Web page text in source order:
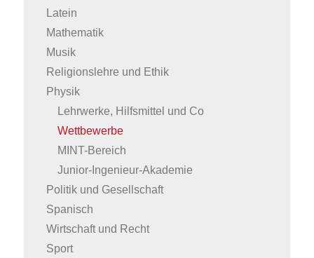
Latein
Mathematik
Musik
Religionslehre und Ethik
Physik
Lehrwerke, Hilfsmittel und Co
Wettbewerbe
MINT-Bereich
Junior-Ingenieur-Akademie
Politik und Gesellschaft
Spanisch
Wirtschaft und Recht
Sport